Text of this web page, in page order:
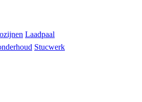
Laadpaal
Stucwerk